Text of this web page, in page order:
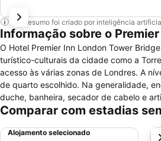
Este resumo foi criado por inteligência
Informação sobre o
O Hotel Premier Inn London Tower
turístico-culturais da cidade como a
acesso às várias zonas de Londres. A
de quarto escolhido. Na generalidade,
duche, banheira, secador de cabelo e
comodidade dos seus hóspedes, o
condicionado. Pode ainda contar com
Comparar com estadias
Alojamento selecionado